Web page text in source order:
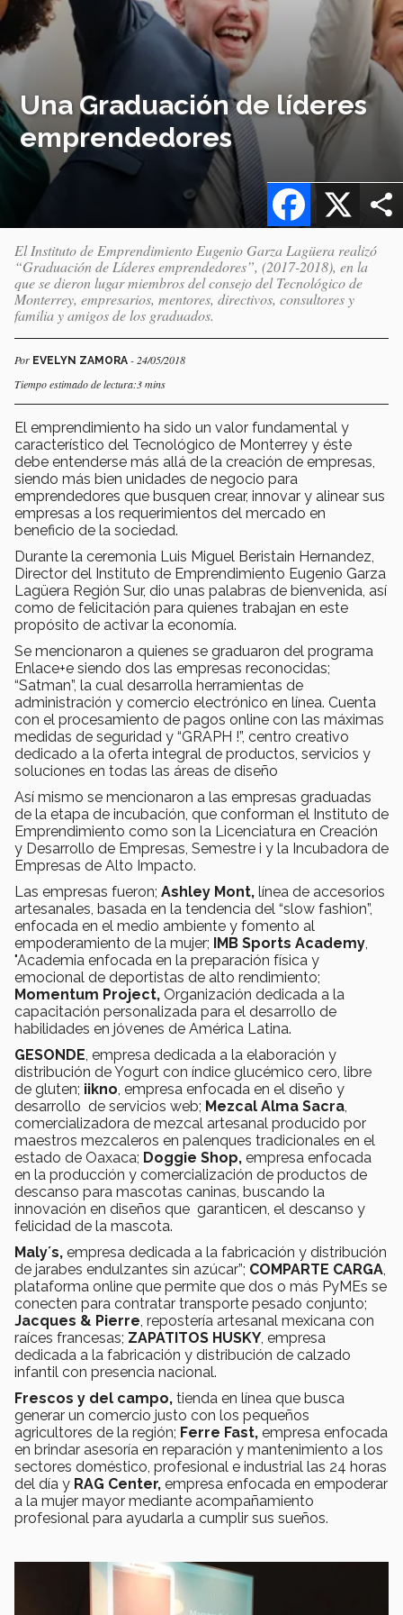
Una Graduación de líderes
emprendedores
X
Facebook
El Instituto de Emprendimiento Eugenio Garza Lagüera realizó
“Graduación de Líderes emprendedores”, (2017-2018), en la
que se dieron lugar miembros del consejo del Tecnológico de
Monterrey, empresarios, mentores, directivos, consultores y
familia y amigos de los graduados.
Por EVELYN ZAMORA - 24/05/2018
Tiempo estimado de lectura:3 mins
El emprendimiento ha sido un valor fundamental y
característico del Tecnológico de Monterrey y éste
debe entenderse más allá de la creación de empresas,
siendo más bien unidades de negocio para
emprendedores que busquen crear, innovar y alinear sus
empresas a los requerimientos del mercado en
beneficio de la sociedad.
Durante la ceremonia Luis Miguel Beristain Hernandez,
Director del Instituto de Emprendimiento Eugenio Garza
Lagüera Región Sur, dio unas palabras de bienvenida, así
como de felicitación para quienes trabajan en este
propósito de activar la economía.
Se mencionaron a quienes se graduaron del programa
Enlace+e siendo dos las empresas reconocidas;
“Satman”, la cual desarrolla herramientas de
administración y comercio electrónico en línea. Cuenta
con el procesamiento de pagos online con las máximas
medidas de seguridad y “GRAPH !”, centro creativo
dedicado a la oferta integral de productos, servicios y
soluciones en todas las áreas de diseño
Así mismo se mencionaron a las empresas graduadas
de la etapa de incubación, que conforman el Instituto de
Emprendimiento como son la Licenciatura en Creación
y Desarrollo de Empresas, Semestre i y la Incubadora de
Empresas de Alto Impacto.
Las empresas fueron; Ashley Mont, línea de accesorios
artesanales, basada en la tendencia del “slow fashion”,
enfocada en el medio ambiente y fomento al
empoderamiento de la mujer; IMB Sports Academy
"Academia enfocada en la preparación física y
emocional de deportistas de alto rendimiento;
Momentum Project, Organización dedicada a la
capacitación personalizada para el desarrollo de
habilidades en jóvenes de América Latina.
GESONDE , empresa dedicada a la elaboración y
distribución de Yogurt con índice glucémico cero, libre
de gluten; iikno , empresa enfocada en el diseño y
desarrollo de servicios web; Mezcal Alma Sacra
comercializadora de mezcal artesanal producido por
maestros mezcaleros en palenques tradicionales en el
estado de Oaxaca; Doggie Shop, empresa enfocada
en la producción y comercialización de productos de
descanso para mascotas caninas, buscando la
innovación en diseños que garanticen, el descanso y
felicidad de la mascota.
Maly´s, empresa dedicada a la fabricación y distribución
de jarabes endulzantes sin azúcar”; COMPARTE CARGA
plataforma online que permite que dos o más PyMEs se
conecten para contratar transporte pesado conjunto;
Jacques & Pierre , repostería artesanal mexicana con
raíces francesas; ZAPATITOS HUSKY , empresa
dedicada a la fabricación y distribución de calzado
infantil con presencia nacional.
Frescos y del campo, tienda en línea que busca
generar un comercio justo con los pequeños
agricultores de la región; Ferre Fast, empresa enfocada
en brindar asesoría en reparación y mantenimiento a los
sectores doméstico, profesional e industrial las 24 horas
del día y RAG Center, empresa enfocada en empoderar
a la mujer mayor mediante acompañamiento
profesional para ayudarla a cumplir sus sueños.